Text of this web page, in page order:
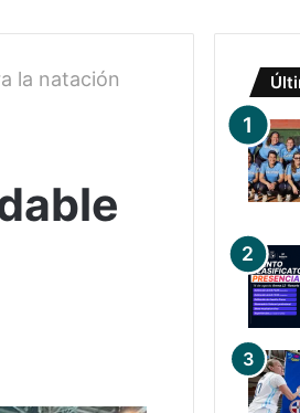
la natación